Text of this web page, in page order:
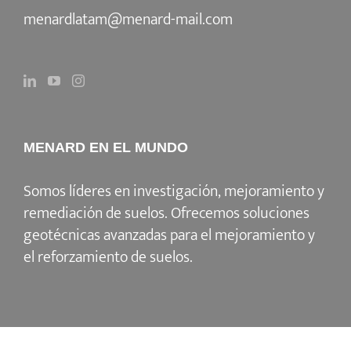
menardlatam@menard-mail.com
MENARD EN EL MUNDO
Somos líderes en investigación, mejoramiento y
remediación de suelos. Ofrecemos soluciones
geotécnicas avanzadas para el mejoramiento y
el reforzamiento de suelos.